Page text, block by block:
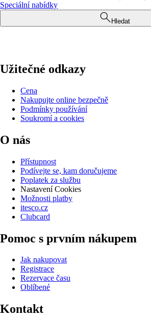
Speciální nabídky
Hledat
Užitečné odkazy
Cena
Nakupujte online bezpečně
Podmínky používání
Soukromí a cookies
O nás
Přístupnost
Podívejte se, kam doručujeme
Poplatek za službu
Nastavení Cookies
Možnosti platby
itesco.cz
Clubcard
Pomoc s prvním nákupem
Jak nakupovat
Registrace
Rezervace času
Oblíbené
Kontakt